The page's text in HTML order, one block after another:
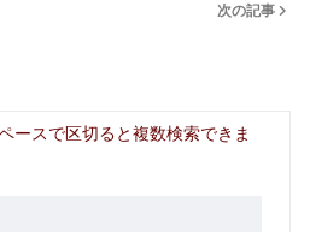
次の記事
ースで区切ると複数検索できま